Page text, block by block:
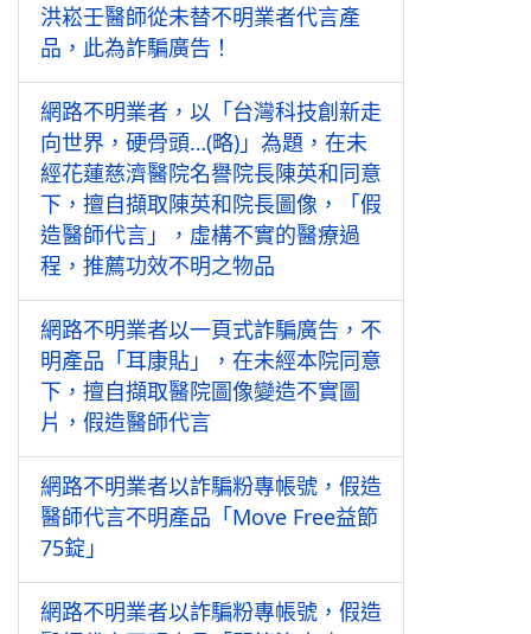
洪崧壬醫師從未替不明業者代言產
品，此為詐騙廣告！
網路不明業者，以「台灣科技創新走
向世界，硬骨頭…(略)」為題，在未
經花蓮慈濟醫院名譽院長陳英和同意
下，擅自擷取陳英和院長圖像，「假
造醫師代言」，虛構不實的醫療過
程，推薦功效不明之物品
網路不明業者以一頁式詐騙廣告，不
明產品「耳康貼」，在未經本院同意
下，擅自擷取醫院圖像變造不實圖
片，假造醫師代言
網路不明業者以詐騙粉專帳號，假造
醫師代言不明產品「Move Free益節
75錠」
網路不明業者以詐騙粉專帳號，假造